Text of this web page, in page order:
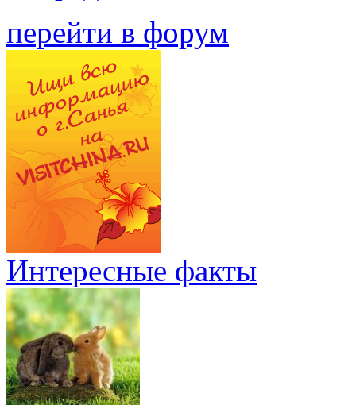
перейти в форум
Интересные факты